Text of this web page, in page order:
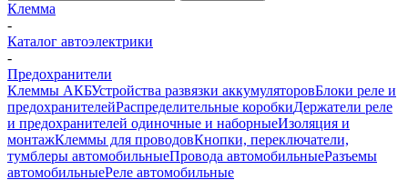
Клемма
-
Каталог автоэлектрики
-
Предохранители
Клеммы АКБУстройства развязки аккумуляторовБлоки реле и
предохранителейРаспределительные коробкиДержатели реле
и предохранителей одиночные и наборныеИзоляция и
монтажКлеммы для проводовКнопки, переключатели,
тумблеры автомобильныеПровода автомобильныеРазъемы
автомобильныеРеле автомобильные